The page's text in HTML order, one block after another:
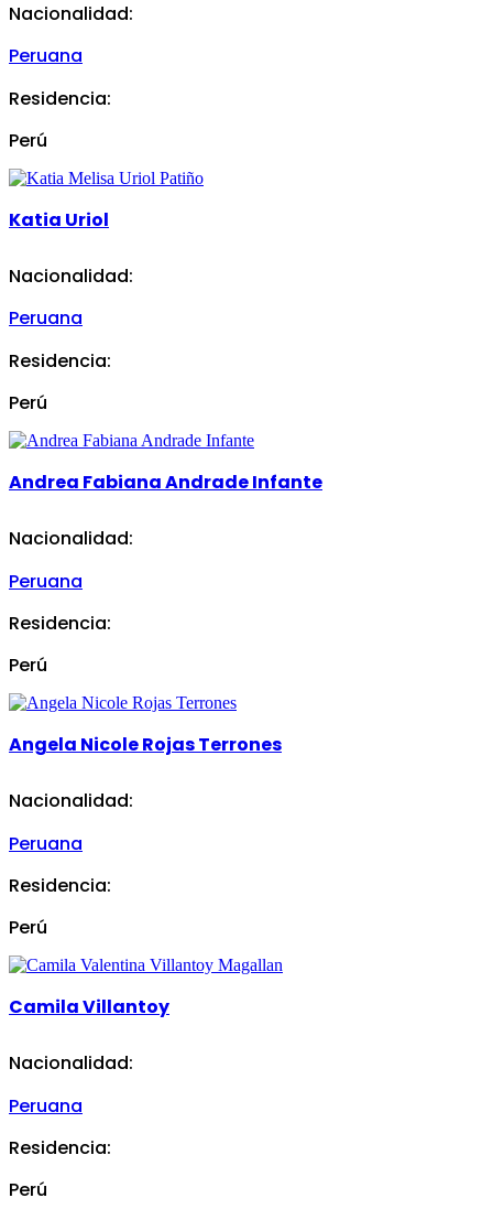
Nacionalidad:
Peruana
Residencia:
Perú
Katia Uriol
Nacionalidad:
Peruana
Residencia:
Perú
Andrea Fabiana Andrade Infante
Nacionalidad:
Peruana
Residencia:
Perú
Angela Nicole Rojas Terrones
Nacionalidad:
Peruana
Residencia:
Perú
Camila Villantoy
Nacionalidad:
Peruana
Residencia:
Perú